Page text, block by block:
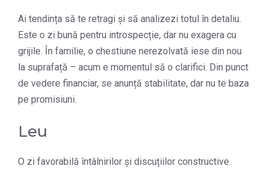
Ai tendința să te retragi și să analizezi totul în detaliu.
Este o zi bună pentru introspecție, dar nu exagera cu
grijile. În familie, o chestiune nerezolvată iese din nou
la suprafață – acum e momentul să o clarifici. Din punct
de vedere financiar, se anunță stabilitate, dar nu te baza
pe promisiuni.
Leu
O zi favorabilă întâlnirilor și discuțiilor constructive.